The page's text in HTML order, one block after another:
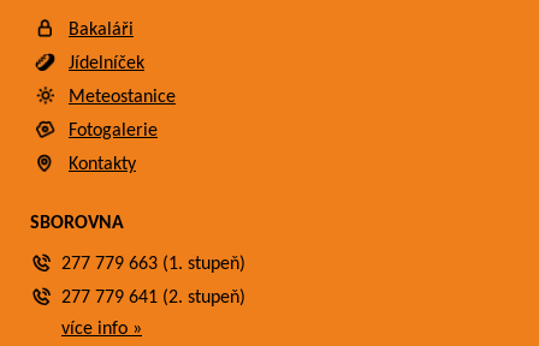
Bakaláři
Jídelníček
Meteostanice
Fotogalerie
Kontakty
SBOROVNA
277 779 663 (1. stupeň)
277 779 641 (2. stupeň)
více info »